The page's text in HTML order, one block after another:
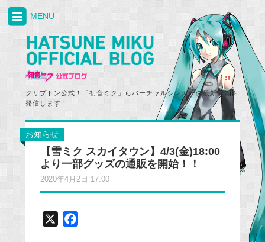
クリプトン公式！「初音ミク」らバーチャルシンガーの最新情報を
発信します！
MENU
お知らせ
【雪ミク スカイタウン】4/3(金)18:00
より一部グッズの通販を開始！！
2020年4月2日 17:00